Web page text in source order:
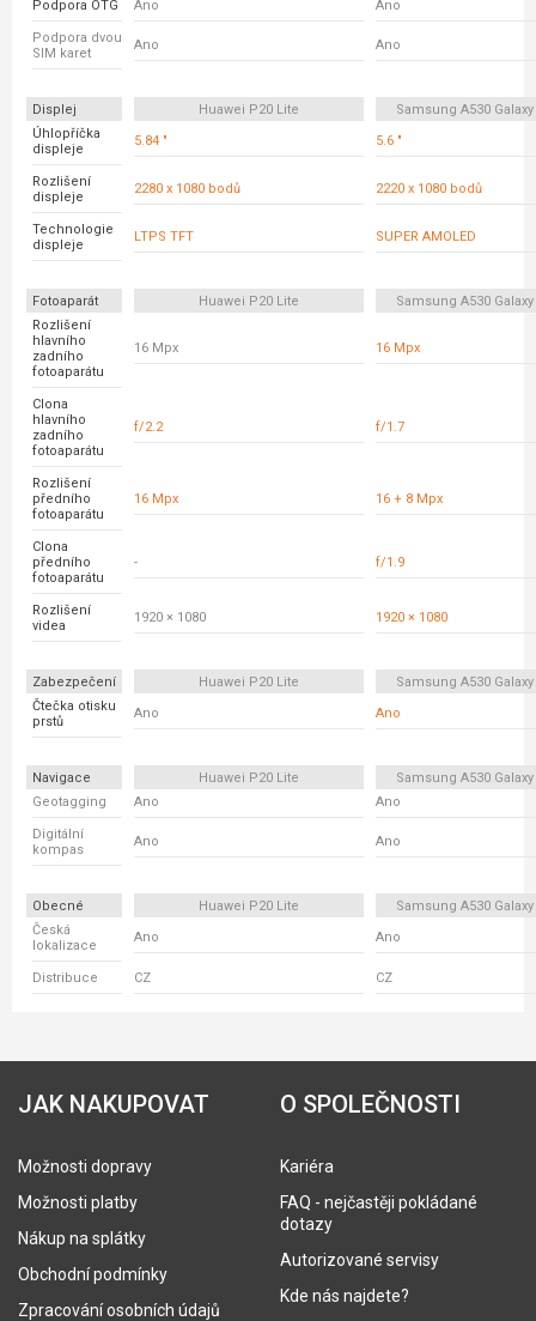
Podpora OTG Ano Ano
Podpora dvou
SIM karet
Ano Ano
Displej Huawei P20 Lite
Samsung A530 Galaxy
Úhlopříčka
displeje
5.84 " 5.6 "
Rozlišení
displeje
2280 x 1080 bodů 2220 x 1080 bodů
Technologie
displeje
LTPS TFT SUPER AMOLED
Fotoaparát Huawei P20 Lite
Samsung A530 Galaxy
Rozlišení
hlavního
zadního
fotoaparátu
16 Mpx 16 Mpx
Clona
hlavního
zadního
fotoaparátu
f/2.2 f/1.7
Rozlišení
předního
fotoaparátu
16 Mpx 16 + 8 Mpx
Clona
předního
fotoaparátu
- f/1.9
Rozlišení
videa
1920 × 1080 1920 × 1080
Zabezpečení Huawei P20 Lite
Samsung A530 Galaxy
Čtečka otisku
prstů
Ano Ano
Navigace Huawei P20 Lite
Samsung A530 Galaxy
Geotagging
Ano Ano
Digitální
kompas
Ano Ano
Obecné Huawei P20 Lite
Samsung A530 Galaxy
Česká
lokalizace
Ano Ano
Distribuce CZ CZ
JAK NAKUPOVAT
Možnosti dopravy
Možnosti platby
Nákup na splátky
Obchodní podmínky
Zpracování osobních údajů
O SPOLEČNOSTI
Kariéra
FAQ - nejčastěji pokládané
dotazy
Autorizované servisy
Kde nás najdete?